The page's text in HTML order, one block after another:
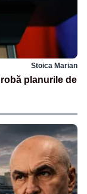
Stoica Marian
planurile de